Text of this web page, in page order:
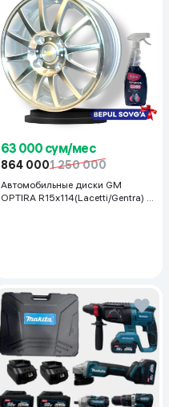
63 000 сум/мес
864 0001 250 000
Автомобильные диски GM
OPTIRA R15x114(Lacetti/Gentra) 1